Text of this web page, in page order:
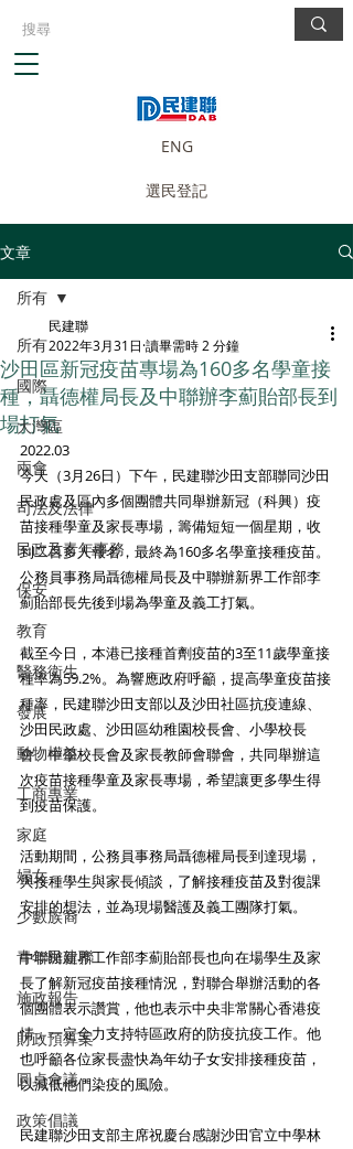
ENG
選民登記
文章
所有
國際
大灣區
兩會
司法及法律
民政及青年事務
保安
教育
醫務衛生
發展
動物權益
工商專業
家庭
婦女
少數族裔
青年民建聯
施政報告
財政預算案
圓桌會議
政策倡議
所有
沙田區新冠疫苗專場為160多名學童接
種，聶德權局長及中聯辦李薊貽部長到
場打氣
民建聯
2022年3月31日 讀畢需時 2 分鐘
2022.03
今天（3月26日）下午，民建聯沙田支部聯同沙田
民政處及區內多個團體共同舉辦新冠（科興）疫
苗接種學童及家長專場，籌備短短一個星期，收
到二百多人報名，最終為160多名學童接種疫苗。
公務員事務局聶德權局長及中聯辦新界工作部李
薊貽部長先後到場為學童及義工打氣。
截至今日，本港已接種首劑疫苗的3至11歲學童接
種率為59.2%。為響應政府呼籲，提高學童疫苗接
種率，民建聯沙田支部以及沙田社區抗疫連線、
沙田民政處、沙田區幼稚園校長會、小學校長
會、中學校長會及家長教師會聯會，共同舉辦這
次疫苗接種學童及家長專場，希望讓更多學生得
到疫苗保護。
活動期間，公務員事務局聶德權局長到達現場，
與接種學生與家長傾談，了解接種疫苗及對復課
安排的想法，並為現場醫護及義工團隊打氣。
中聯辦新界工作部李薊貽部長也向在場學生及家
長了解新冠疫苗接種情況，對聯合舉辦活動的各
個團體表示讚賞，他也表示中央非常關心香港疫
情，一定全力支持特區政府的防疫抗疫工作。他
也呼籲各位家長盡快為年幼子女安排接種疫苗，
以減低他們染疫的風險。
民建聯沙田支部主席祝慶台感謝沙田官立中學林